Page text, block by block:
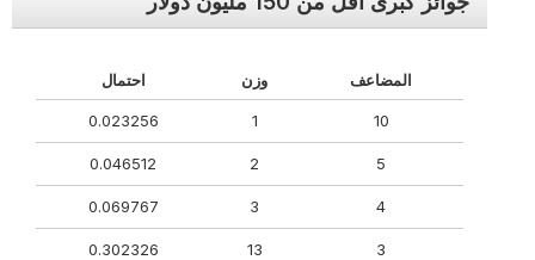
المضاعف وزن احتمال
10
0.023256
0.046512
0.069767
13
0.302326